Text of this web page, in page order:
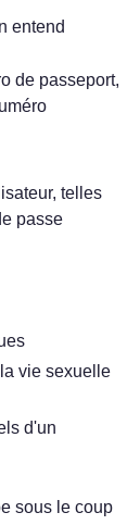
entend
de passeport,
telles
passe
vie sexuelle
d'un
sous le coup